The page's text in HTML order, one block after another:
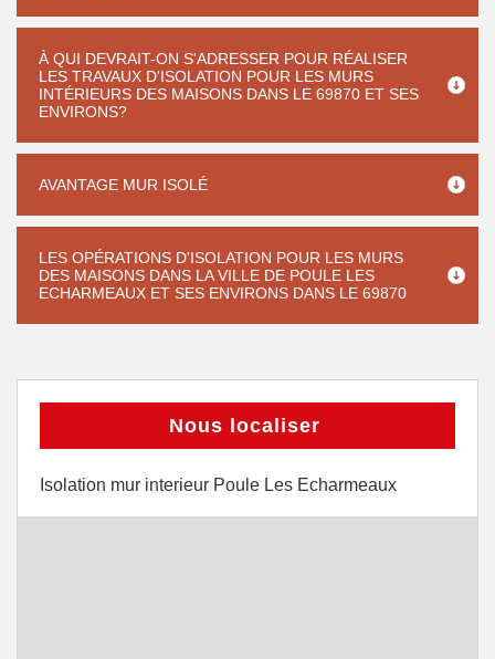
À QUI DEVRAIT-ON S'ADRESSER POUR RÉALISER
LES TRAVAUX D'ISOLATION POUR LES MURS
INTÉRIEURS DES MAISONS DANS LE 69870 ET SES
ENVIRONS?
AVANTAGE MUR ISOLÉ
LES OPÉRATIONS D'ISOLATION POUR LES MURS
DES MAISONS DANS LA VILLE DE POULE LES
ECHARMEAUX ET SES ENVIRONS DANS LE 69870
Nous localiser
Isolation mur interieur Poule Les Echarmeaux